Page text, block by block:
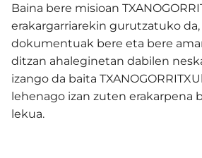
Baina bere misioan
erakargarriarekin gurutzatuko da,
dokumentuak bere eta bere
ditzan ahaleginetan dabilen
izango da baita
lehenago izan zuten erakarpena
lekua.